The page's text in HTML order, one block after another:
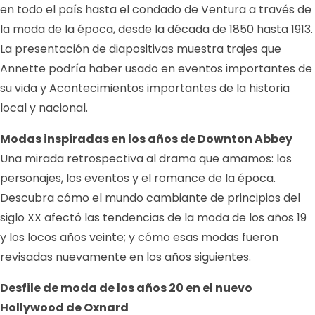
en todo el país hasta el condado de Ventura a través de
la moda de la época, desde la década de 1850 hasta 1913.
La presentación de diapositivas muestra trajes que
Annette podría haber usado en eventos importantes de
su vida y Acontecimientos importantes de la historia
local y nacional.
Modas inspiradas en los años de Downton Abbey
Una mirada retrospectiva al drama que amamos: los
personajes, los eventos y el romance de la época.
Descubra cómo el mundo cambiante de principios del
siglo XX afectó las tendencias de la moda de los años 19
y los locos años veinte; y cómo esas modas fueron
revisadas nuevamente en los años siguientes.
Desfile de moda de los años 20 en el nuevo
Hollywood de Oxnard